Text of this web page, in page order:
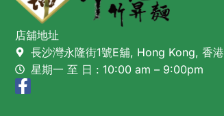
店舖地址
長沙灣永隆街1號E舖, Hong Kong, 香港
星期一 至 日 : 10:00 am – 9:00pm